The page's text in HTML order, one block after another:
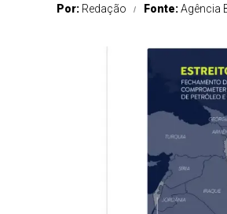
Por: Redação Fonte:Agência